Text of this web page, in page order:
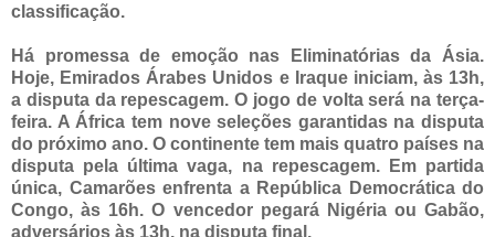
classificação.
Há promessa de emoção nas Eliminatórias da Ásia.
Hoje, Emirados Árabes Unidos e Iraque iniciam, às 13h,
a disputa da repescagem. O jogo de volta será na terça-
feira. A África tem nove seleções garantidas na disputa
do próximo ano. O continente tem mais quatro países na
disputa pela última vaga, na repescagem. Em partida
única, Camarões enfrenta a República Democrática do
Congo, às 16h. O vencedor pegará Nigéria ou Gabão,
adversários às 13h, na disputa final.